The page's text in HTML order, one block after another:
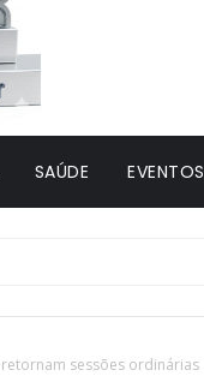
SAÚDE EVENTOS
sessões ordinárias